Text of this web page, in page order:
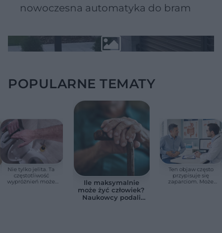
nowoczesna automatyka do bram
POPULARNE TEMATY
Nie tylko jelita. Ta
częstotliwość
wypróżnień może
Ile maksymalnie
może żyć człowiek?
Naukowcy podali
Ten objaw często
przypisuje się
zaparciom. Może